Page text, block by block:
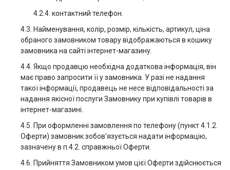
4.2.4. контактний телефон.
4.3. Найменування, колір, розмір, кількість, артикул, ціна
обраного замовником товару відображаються в кошику
замовника на сайті інтернет-магазину.
4.4. Якщо продавцю необхідна додаткова інформація, він
має право запросити її у замовника. У разі не надання
такої інформації, продавець не несе відповідальності за
надання якісної послуги Замовнику при купівлі товарів в
інтернет-магазині.
4.5. При оформленні замовлення по телефону (пункт 4.1.2.
Оферти) замовник зобов'язується надати інформацію,
зазначену в п.4.2. справжньої Оферти.
4.6. Прийняття Замовником умов цієї Оферти здійснюється